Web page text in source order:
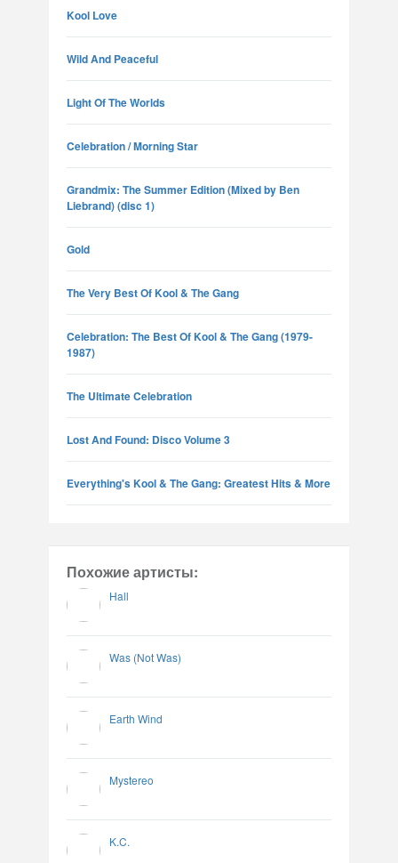
Kool Love
Wild And Peaceful
Light Of The Worlds
Celebration / Morning Star
Grandmix: The Summer Edition (Mixed by Ben
Liebrand) (disc 1)
Gold
The Very Best Of Kool & The Gang
Celebration: The Best Of Kool & The Gang (1979-
1987)
The Ultimate Celebration
Lost And Found: Disco Volume 3
Everything's Kool & The Gang: Greatest Hits & More
Похожие артисты:
Hall
Was (Not Was)
Earth Wind
Mystereo
K.C.